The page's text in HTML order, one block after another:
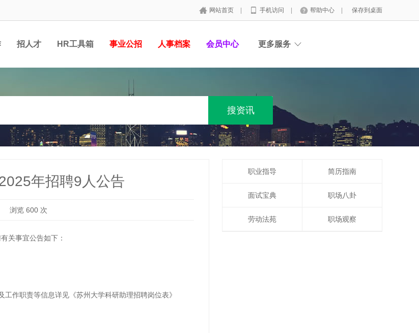
网站首页 手机访问 帮助中心 保存到桌面
招人才 HR工具箱 事业公招 人事档案 会员中心 更多服务
年招聘9人公告
浏览 600 次
关事宜公告如下：
作职责等信息详见《苏州大学科研助理招聘岗位表》
职业指导 简历指南
面试宝典 职场八卦
劳动法苑 职场观察